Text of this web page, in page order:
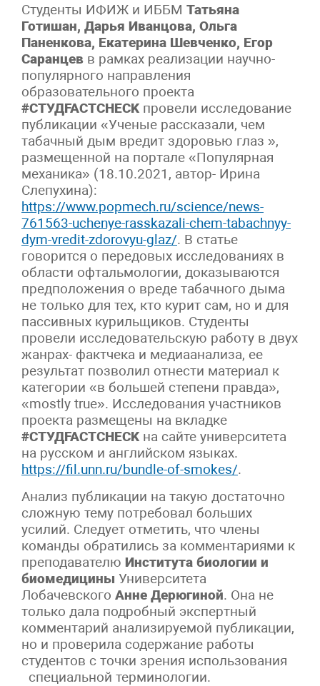
Студенты ИФИЖ и ИББМ Татьяна
Готишан, Дарья Иванцова, Ольга
Паненкова, Екатерина Шевченко, Егор
Саранцев в рамках реализации научно-
популярного направления
образовательного проекта
#СТУДFACTCHECK провели исследование
публикации «Ученые рассказали, чем
табачный дым вредит здоровью глаз »,
размещенной на портале «Популярная
механика» (18.10.2021, автор- Ирина
Слепухина):
https://www.popmech.ru/science/news-
761563-uchenye-rasskazali-chem-tabachnyy-
dym-vredit-zdorovyu-glaz/. В статье
говорится о передовых исследованиях в
области офтальмологии, доказываются
предположения о вреде табачного дыма
не только для тех, кто курит сам, но и для
пассивных курильщиков. Студенты
провели исследовательскую работу в двух
жанрах- фактчека и медиаанализа, ее
результат позволил отнести материал к
категории «в большей степени правда»,
«mostly true». Исследования участников
проекта размещены на вкладке
#СТУДFACTCHECK на сайте университета
на русском и английском языках.
https://fil.unn.ru/bundle-of-smokes/.
Анализ публикации на такую достаточно
сложную тему потребовал больших
усилий. Следует отметить, что члены
команды обратились за комментариями к
преподавателю Института биологии и
биомедицины Университета
Лобачевского Анне Дерюгиной. Она не
только дала подробный экспертный
комментарий анализируемой публикации,
но и проверила содержание работы
студентов с точки зрения использования
специальной терминологии.